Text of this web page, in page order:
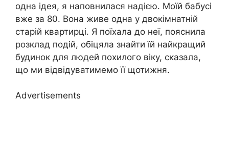
одна ідея, я наповнилася надією. Моїй бабусі
вже за 80. Вона живе одна у двокімнатній
старій квартирці. Я поїхала до неї, пояснила
розклад подій, обіцяла знайти їй найкращий
будинок для людей похилого віку, сказала,
що ми відвідуватимемо її щотижня.
Advertisements